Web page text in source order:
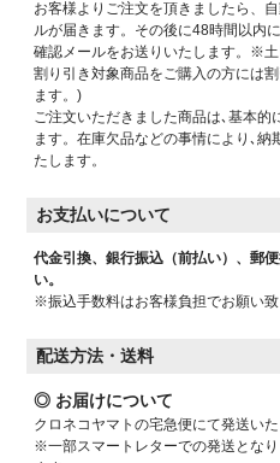
お客様よりご注文を頂きましたら、
ルが届きます。その後に48時間以内
確認メールをお送りいたします。※
割り引き対象商品をご購入の方には
ます。)
ご注文いただきました商品は､基本的
ます。在庫欠品などの事情により､
たします。
お支払いについて
代金引換、銀行振込（前払い）、郵
い。
※振込手数料はお客様負担でお願い致
配送方法・送料
◎ お届けについて
クロネコヤマトの宅急便にて発送いた
※一部スマートレターでの発送とな